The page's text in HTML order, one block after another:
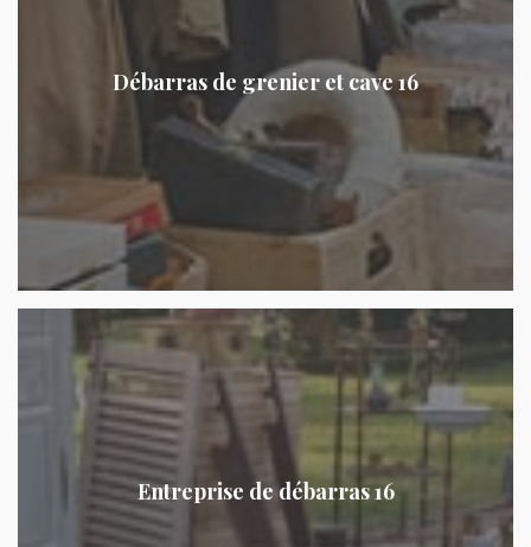
Débarras de grenier et cave 16
Entreprise de débarras 16